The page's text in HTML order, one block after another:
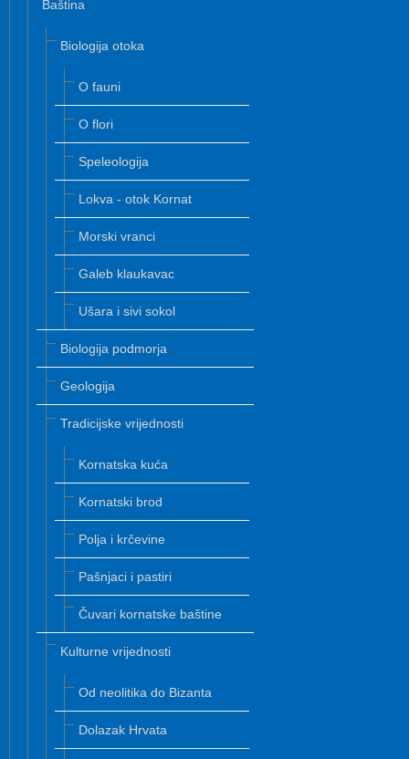
Baština
Biologija otoka
O fauni
O flori
Speleologija
Lokva - otok Kornat
Morski vranci
Galeb klaukavac
Ušara i sivi sokol
Biologija podmorja
Geologija
Tradicijske vrijednosti
Kornatska kuća
Kornatski brod
Polja i krčevine
Pašnjaci i pastiri
Čuvari kornatske baštine
Kulturne vrijednosti
Od neolitika do Bizanta
Dolazak Hrvata